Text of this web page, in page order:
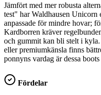
Jämfört med mer robusta
test" har Waldhausen
anpassade för mindre hovar;
Kardborren kräver
och gummit kan bli stelt i
eller premiumkänsla finns
ponnyns vardag är dessa
Fördelar